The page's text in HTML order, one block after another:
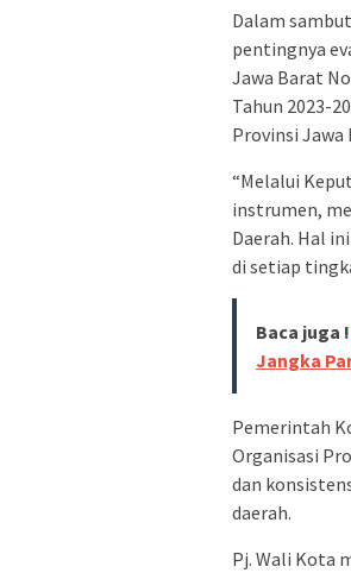
Dalam
pentingnya
Jawa Barat
Tahun 2023-
Provinsi Jawa
“Melalui
instrumen,
Daerah. Hal
di setiap
Baca juga !
Jangka
Pemerintah
Organisasi
dan
daerah.
Pj. Wali Kota